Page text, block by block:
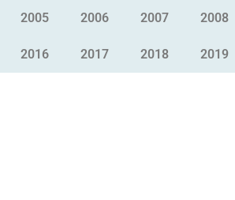
2005 2006 2007 2008
2016 2017 2018 2019